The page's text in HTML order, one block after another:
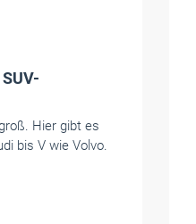
Hier gibt es
bis V wie Volvo.